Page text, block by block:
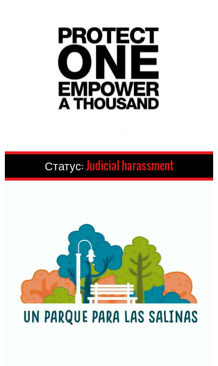
Статус:Judicial harassment